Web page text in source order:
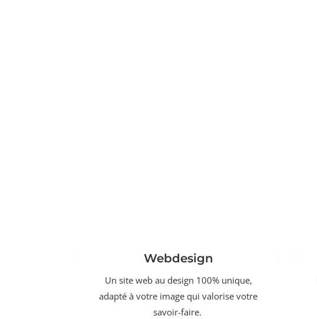
Webdesign
Un site web au design 100% unique,
adapté à votre image qui valorise votre
savoir-faire.